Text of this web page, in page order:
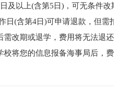
及以上(含第5日)，可无条件改
日(含第4日)可申请退款，但需
需改期或退学，费用将无法退还
校将您的信息报备海事局后，